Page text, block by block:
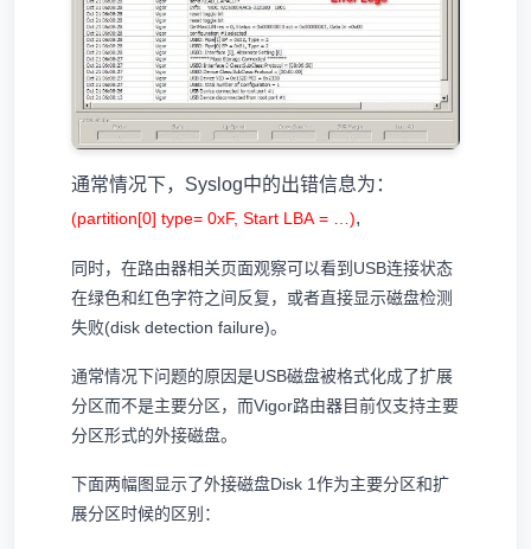
通常情况下，Syslog中的出错信息为：
(partition[0] type= 0xF, Start LBA = …),
同时，在路由器相关页面观察可以看到USB连接状态
在绿色和红色字符之间反复，或者直接显示磁盘检测
失败(disk detection failure)。
通常情况下问题的原因是USB磁盘被格式化成了扩展
分区而不是主要分区，而Vigor路由器目前仅支持主要
分区形式的外接磁盘。
下面两幅图显示了外接磁盘Disk 1作为主要分区和扩
展分区时候的区别：